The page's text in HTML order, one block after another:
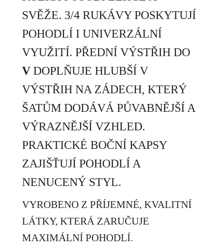
SVĚŽE. 3/4 RUKÁVY POSKYTUJÍ
POHODLÍ I UNIVERZÁLNÍ
VYUŽITÍ. PŘEDNÍ VÝSTŘIH DO
V DOPLŇUJE HLUBŠÍ V
VÝSTŘIH NA ZÁDECH, KTERÝ
ŠATŮM DODÁVÁ PŮVABNĚJŠÍ A
VÝRAZNĚJŠÍ VZHLED.
PRAKTICKÉ BOČNÍ KAPSY
ZAJIŠŤUJÍ POHODLÍ A
NENUCENÝ STYL.
VYROBENO Z PŘÍJEMNÉ, KVALITNÍ
LÁTKY, KTERÁ ZARUČUJE
MAXIMÁLNÍ POHODLÍ.